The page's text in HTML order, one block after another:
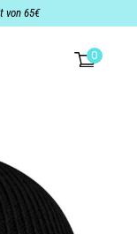
von 65€
0